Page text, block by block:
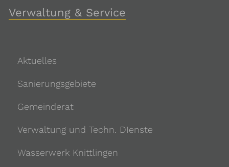
Verwaltung & Service
Aktuelles
Sanierungsgebiete
Gemeinderat
Verwaltung und Techn. DIenste
Wasserwerk Knittlingen